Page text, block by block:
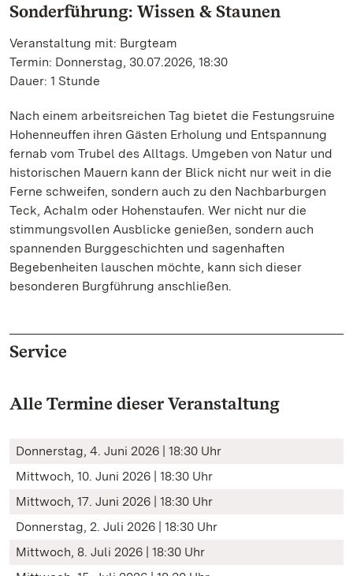
Sonderführung: Wissen & Staunen
Veranstaltung mit: Burgteam
Termin: Donnerstag, 30.07.2026, 18:30
Dauer: 1 Stunde
Nach einem arbeitsreichen Tag bietet die Festungsruine
Hohenneuffen ihren Gästen Erholung und Entspannung
fernab vom Trubel des Alltags. Umgeben von Natur und
historischen Mauern kann der Blick nicht nur weit in die
Ferne schweifen, sondern auch zu den Nachbarburgen
Teck, Achalm oder Hohenstaufen. Wer nicht nur die
stimmungsvollen Ausblicke genießen, sondern auch
spannenden Burggeschichten und sagenhaften
Begebenheiten lauschen möchte, kann sich dieser
besonderen Burgführung anschließen.
Service
Alle Termine dieser Veranstaltung
Donnerstag, 4. Juni 2026 | 18:30 Uhr
Mittwoch, 10. Juni 2026 | 18:30 Uhr
Mittwoch, 17. Juni 2026 | 18:30 Uhr
Donnerstag, 2. Juli 2026 | 18:30 Uhr
Mittwoch, 8. Juli 2026 | 18:30 Uhr